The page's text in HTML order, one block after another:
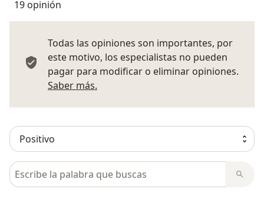
19 opinión
Todas las opiniones son importantes, por
este motivo, los especialistas no pueden
pagar para modificar o eliminar opiniones.
Saber más.
Busca en opiniones